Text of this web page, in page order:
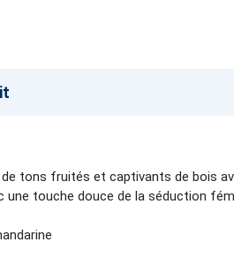
tons fruités et captivants de bois
une touche douce de la séduction